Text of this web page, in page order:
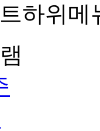
하위메